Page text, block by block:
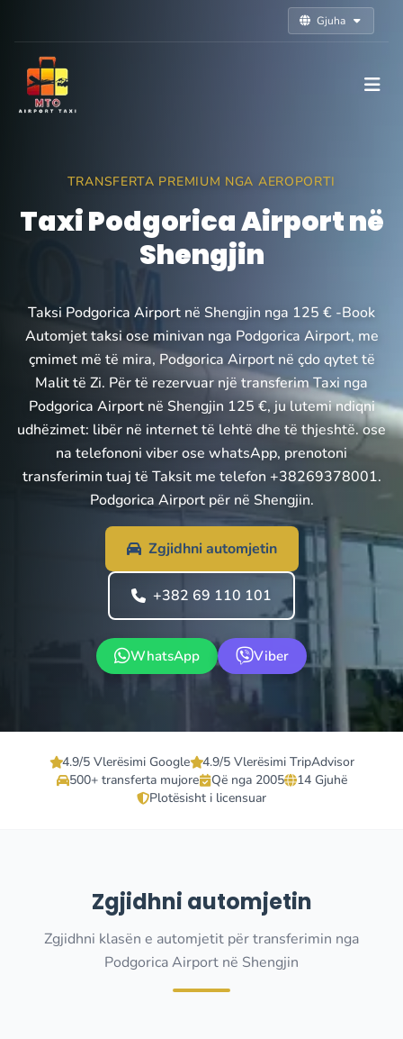
Gjuha
TRANSFERTA PREMIUM NGA AEROPORTI
Taxi Podgorica Airport në
Shengjin
Taksi Podgorica Airport në Shengjin nga 125 € -Book
Automjet taksi ose minivan nga Podgorica Airport, me
çmimet më të mira, Podgorica Airport në çdo qytet të
Malit të Zi. Për të rezervuar një transferim Taxi nga
Podgorica Airport në Shengjin 125 €, ju lutemi ndiqni
udhëzimet: libër në internet të lehtë dhe të thjeshtë. ose
na telefononi viber ose whatsApp, prenotoni
transferimin tuaj të Taksit me telefon +38269378001.
Podgorica Airport për në Shengjin.
Zgjidhni automjetin
+382 69 110 101
WhatsApp Viber
4.9/5 Vlerësimi Google
4.9/5 Vlerësimi TripAdvisor
500+ transferta mujore
Që nga 2005
14 Gjuhë
Plotësisht i licensuar
Zgjidhni automjetin
Zgjidhni klasën e automjetit për transferimin nga
Podgorica Airport në Shengjin